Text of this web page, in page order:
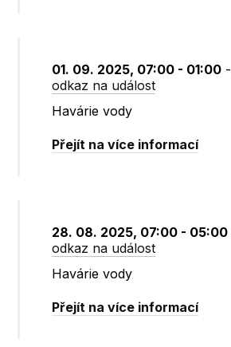
01. 09. 2025, 07:00 - 01:00 -
odkaz na událost
Havárie vody
Přejít na více informací
28. 08. 2025, 07:00 - 05:00
odkaz na událost
Havárie vody
Přejít na více informací